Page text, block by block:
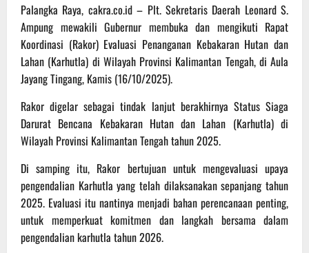
Palangka Raya, cakra.co.id – Plt. Sekretaris Daerah Leonard S.
Ampung mewakili Gubernur membuka dan mengikuti Rapat
Koordinasi (Rakor) Evaluasi Penanganan Kebakaran Hutan dan
Lahan (Karhutla) di Wilayah Provinsi Kalimantan Tengah, di Aula
Jayang Tingang, Kamis (16/10/2025).
Rakor digelar sebagai tindak lanjut berakhirnya Status Siaga
Darurat Bencana Kebakaran Hutan dan Lahan (Karhutla) di
Wilayah Provinsi Kalimantan Tengah tahun 2025.
Di samping itu, Rakor bertujuan untuk mengevaluasi upaya
pengendalian Karhutla yang telah dilaksanakan sepanjang tahun
2025. Evaluasi itu nantinya menjadi bahan perencanaan penting,
untuk memperkuat komitmen dan langkah bersama dalam
pengendalian karhutla tahun 2026.